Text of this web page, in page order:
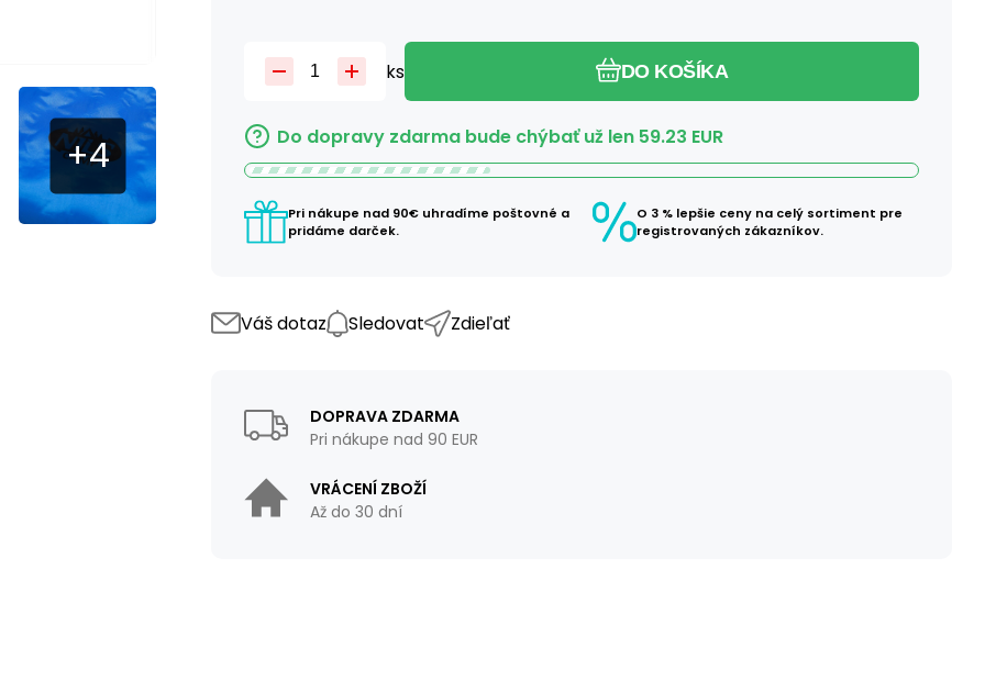
ks DO KOŠÍKA
Do dopravy zdarma bude chýbať už len 59.23 EUR
Pri nákupe nad 90€ uhradíme poštovné a
pridáme darček.
O 3 % lepšie ceny na celý sortiment pre
registrovaných zákazníkov.
Váš dotaz Sledovat Zdieľať
DOPRAVA ZDARMA
Pri nákupe nad 90 EUR
VRÁCENÍ ZBOŽÍ
Až do 30 dní